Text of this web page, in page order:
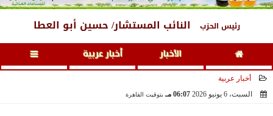
رئيس الحزب النائب المستشار/ حسين أبو العطا
الأخبار أخبار عربية
أخبار عربية
السبت، 6 يونيو 2026
06:07 مـ بتوقيت القاهرة